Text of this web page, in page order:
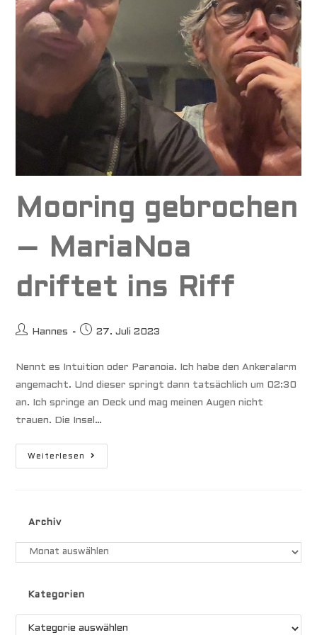
Mooring gebrochen
– MariaNoa
driftet ins Riff
Beitrags-
Hannes
Beitrag27. Juli 2023
Nennt es Intuition oder Paranoia. Ich habe den Ankeralarm
angemacht. Und dieser springt dann tatsächlich um 02:30
an. Ich springe an Deck und mag meinen Augen nicht
trauen. Die Insel…
Weiterlesen
Mooring
Archiv
Archiv
Kategorien
Kategorien